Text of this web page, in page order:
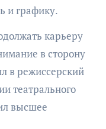
и графику.
карьеру
в сторону
в режиссерский
театрального
высшее